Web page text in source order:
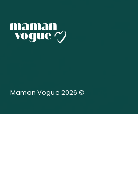
Maman Vogue 2026 ©